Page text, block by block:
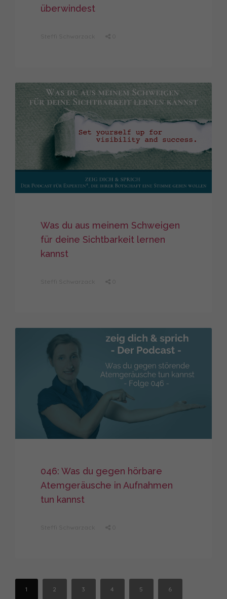
überwindest
Was du aus meinem Schweigen
für deine Sichtbarkeit lernen
kannst
046: Was du gegen hörbare
Atemgeräusche in Aufnahmen
tun kannst
1 2 3 4 5 6